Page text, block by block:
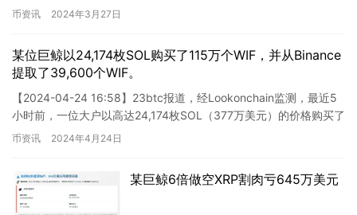
枚ETH被…
币资讯 2024年3月27日
某位巨鲸以24,174枚SOL购买了115万个WIF，并从Binance
提取了39,600个WIF。
【2024-04-24 16:58】23btc报道，经Lookonchain监测，最近5
小时前，一位大户以高达24,174枚SOL（377万美元）的价格购买了
115万WIF，并从B…
币资讯 2024年4月24日
某巨鲸6倍做空XRP割肉亏645万美元